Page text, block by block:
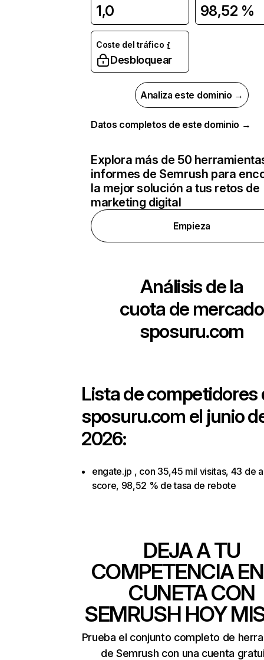
1,0 98,52 %
Coste del tráfico
Desbloquear
Analiza este dominio →
Datos completos de este dominio →
Explora más de 50
informes de Semrush para
la mejor solución a tus retos de
marketing digital
Empieza
Análisis de la
cuota de mercado
sposuru.com
Lista de competidores
sposuru.com el junio
2026:
engate.jp , con 35,45 mil visitas, 43 de
score, 98,52 % de tasa de rebote
DEJA A TU
COMPETENCIA
CUNETA CON
SEMRUSH HOY
Prueba el conjunto completo de
de Semrush con una cuenta